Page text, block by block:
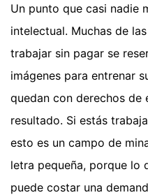
Un punto que casi nadie
intelectual. Muchas de
trabajar sin pagar se
imágenes para entrenar
quedan con derechos de
resultado. Si estás
esto es un campo de
letra pequeña, porque lo
puede costar una